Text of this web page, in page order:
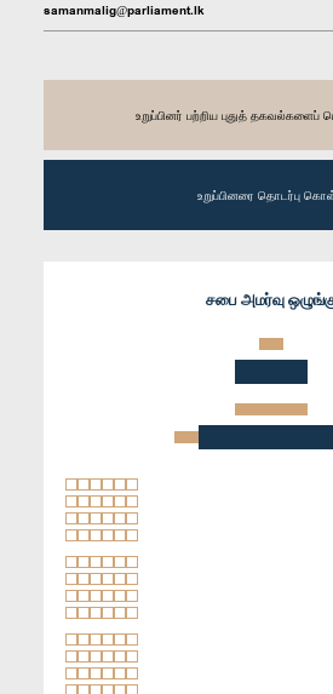
samanmalig@parliament.lk
உறுப்பினர் பற்றிய புதுத்
உறுப்பினரை தொடர்பு
சபை அமர்வு